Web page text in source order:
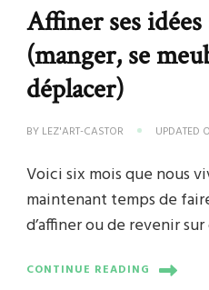
Affiner ses
(manger, se
déplacer)
BY LEZ'ART-CASTOR UPDATED
Voici six mois que nous
maintenant temps de
d’affiner ou de revenir
CONTINUE READING